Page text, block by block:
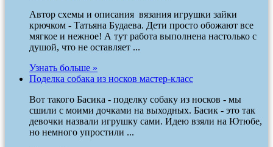
Автор схемы и описания вязания игрушки зайки
крючком - Татьяна Будаева. Дети просто обожают все
мягкое и нежное! А тут работа выполнена настолько с
душой, что не оставляет ...
Узнать больше »
Поделка собака из носков мастер-класс
Вот такого Басика - поделку собаку из носков - мы
сшили с моими дочками на выходных. Басик - это так
девочки назвали игрушку сами. Идею взяли на Ютюбе,
но немного упростили ...